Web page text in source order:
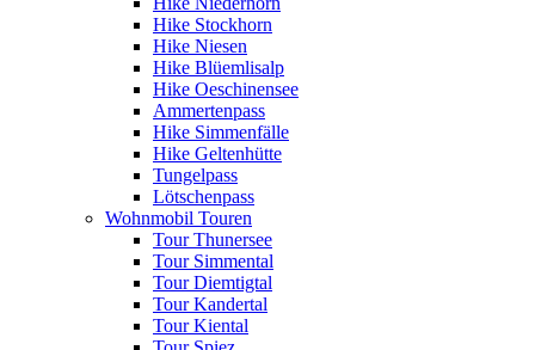
Hike Stockhorn
Hike Niesen
Hike Blüemlisalp
Hike Oeschinensee
Ammertenpass
Hike Simmenfälle
Hike Geltenhütte
Tungelpass
Lötschenpass
Wohnmobil Touren
Tour Thunersee
Tour Simmental
Tour Diemtigtal
Tour Kandertal
Tour Kiental